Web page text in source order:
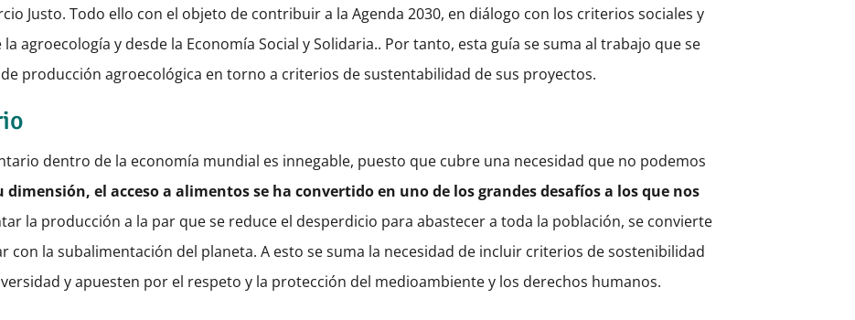
Justo. Todo ello con el objeto de contribuir a la Agenda 2030, en diálogo con los criterios sociales y
agroecología y desde la Economía Social y Solidaria.. Por tanto, esta guía se suma al trabajo que se
producción agroecológica en torno a criterios de sustentabilidad de sus proyectos.
dentro de la economía mundial es innegable, puesto que cubre una necesidad que no podemos
dimensión, el acceso a alimentos se ha convertido en uno de los grandes desafíos a los que nos
la producción a la par que se reduce el desperdicio para abastecer a toda la población, se convierte
la subalimentación del planeta. A esto se suma la necesidad de incluir criterios de sostenibilidad
y apuesten por el respeto y la protección del medioambiente y los derechos humanos.